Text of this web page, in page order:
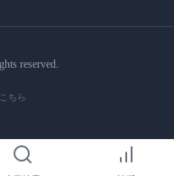
reserved.
ちら